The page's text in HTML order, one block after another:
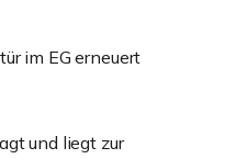
im EG erneuert
und liegt zur